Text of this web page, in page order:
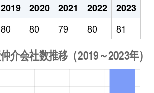
2019 2020 2021 2022
2023
80 80 79 80 81